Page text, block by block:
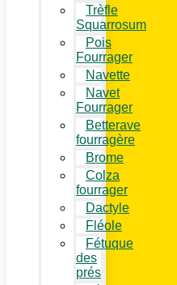
Trèfle
Squarrosum
Pois
Fourrager
Navette
Navet
Fourrager
Betterave
fourragère
Brome
Colza
fourrager
Dactyle
Fléole
Fétuque
des
prés